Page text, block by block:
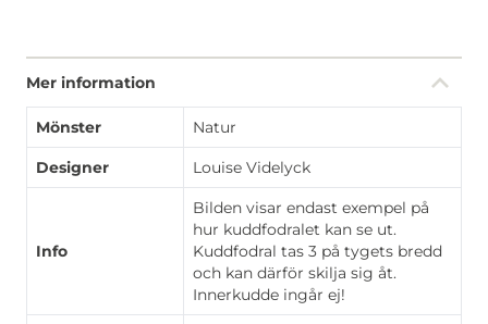
Mer information
Mönster Natur
Designer Louise Videlyck
Info
Bilden visar endast exempel på
hur kuddfodralet kan se ut.
Kuddfodral tas 3 på tygets bredd
och kan därför skilja sig åt.
Innerkudde ingår ej!